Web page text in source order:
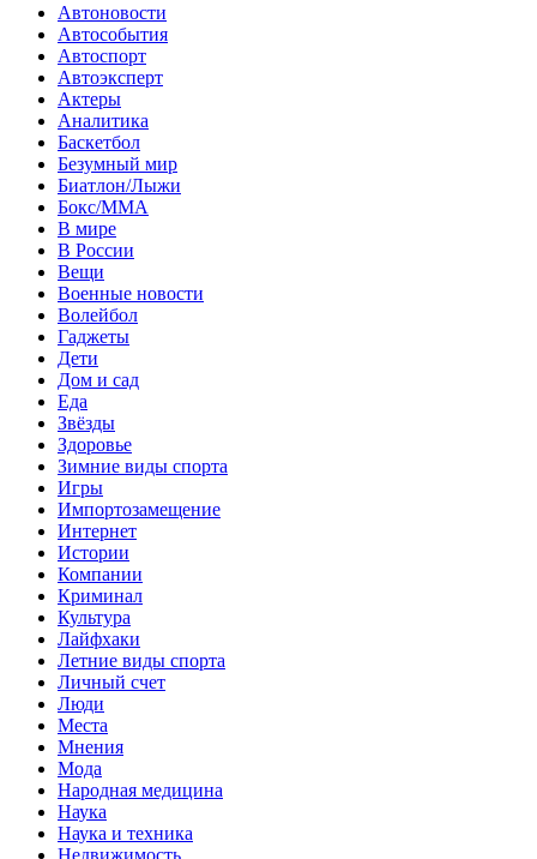
Автоновости
Автособытия
Автоспорт
Автоэксперт
Актеры
Аналитика
Баскетбол
Безумный мир
Биатлон/Лыжи
Бокс/MMA
В мире
В России
Вещи
Военные новости
Волейбол
Гаджеты
Дети
Дом и сад
Еда
Звёзды
Здоровье
Зимние виды спорта
Игры
Импортозамещение
Интернет
Истории
Компании
Криминал
Культура
Лайфхаки
Летние виды спорта
Личный счет
Люди
Места
Мнения
Мода
Народная медицина
Наука
Наука и техника
Недвижимость